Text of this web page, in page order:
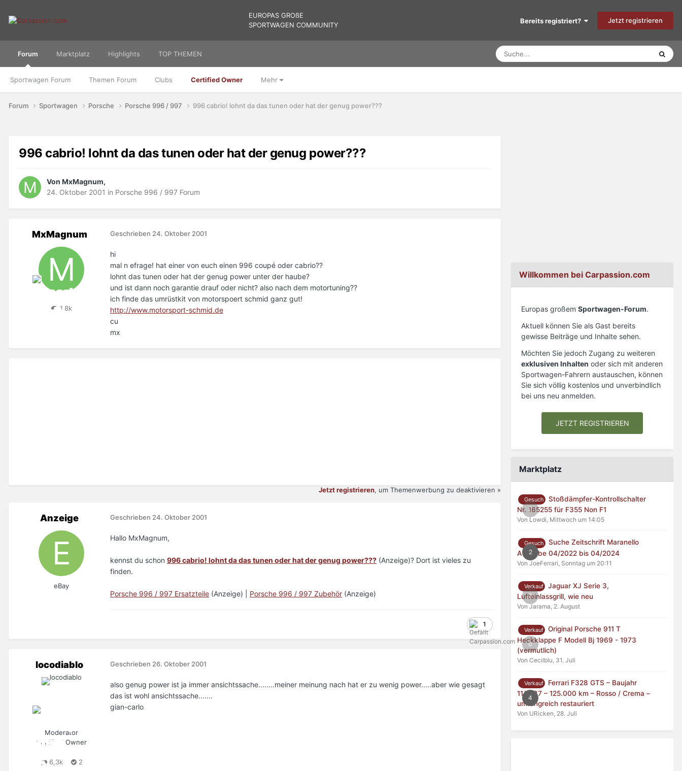
EUROPAS GROßE
SPORTWAGEN COMMUNITY
Bereits registriert? Jetzt registrieren
Forum
Sportwagen Forum Themen Forum Clubs Certified Owner Mehr
Marktplatz Highlights TOP THEMEN
Forum Sportwagen Porsche Porsche 996 / 997 996 cabrio! lohnt da das tunen oder hat der genug power???
996 cabrio! lohnt da das tunen oder hat der genug power???
Von MxMagnum,
24. Oktober 2001 in Porsche 996 / 997 Forum
MxMagnum
1,8k
Geschrieben 24. Oktober 2001
hi
mal n efrage! hat einer von euch einen 996 coupé oder cabrio??
lohnt das tunen oder hat der genug power unter der haube?
und ist dann noch garantie drauf oder nicht? also nach dem motortuning??
ich finde das umrüstkit von motorspoert schmid ganz gut!
http://www.motorsport-schmid.de
cu
mx
Jetzt registrieren, um Themenwerbung zu deaktivieren »
Anzeige
eBay
Geschrieben 24. Oktober 2001
Hallo MxMagnum,
kennst du schon 996 cabrio! lohnt da das tunen oder hat der genug power??? (Anzeige)? Dort ist vieles zu
finden.
Porsche 996 / 997 Ersatzteile (Anzeige) | Porsche 996 / 997 Zubehör (Anzeige)
1
locodiablo
Moderator
Certified Owner
6,3k 2
Geschrieben 26. Oktober 2001
also genug power ist ja immer ansichtssache........meiner meinung nach hat er zu wenig power.....aber wie gesagt
das ist wohl ansichtssache.......
gian-carlo
Willkommen bei Carpassion.com
Europas großem Sportwagen-Forum.
Aktuell können Sie als Gast bereits
gewisse Beiträge und Inhalte sehen.
Möchten Sie jedoch Zugang zu weiteren
exklusiven Inhalten oder sich mit anderen
Sportwagen-Fahrern austauschen, können
Sie sich völlig kostenlos und unverbindlich
bei uns neu anmelden.
JETZT REGISTRIEREN
Marktplatz
0
Gesuch
Stoßdämpfer-Kontrollschalter
Nr. 165255 für F355 Non F1
Von Lowdi, Mittwoch um 14:05
2
Gesuch
Suche Zeitschrift Maranello
Ausgabe 04/2022 bis 04/2024
Von JoeFerrari, Sonntag um 20:11
0
Verkauf
Jaguar XJ Serie 3,
Lufteinlassgrill, wie neu
Von Jarama, 2. August
0
Verkauf
Original Porsche 911 T
Heckklappe F Modell Bj 1969 - 1973
(vermutlich)
Von Cecilblu, 31. Juli
4
Verkauf
Ferrari F328 GTS – Baujahr
11/1987 – 125.000 km – Rosso / Crema –
umfangreich restauriert
Von URicken, 28. Juli